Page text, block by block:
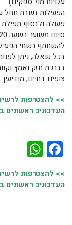
הפעילות בשבת תחל
פעולה ולבסוף
להשתתף בשתי
בכל שאלה, ניתן
בברכת חזק ואמץ
צופים דתיים, מודיעין.
>> להצטרפות
העדכונים ראשונים
>> להצטרפות
העדכונים ראשונים